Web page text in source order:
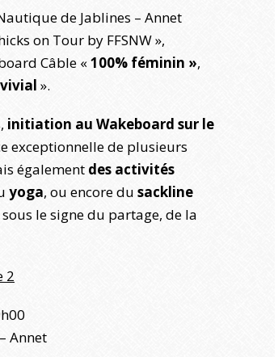
de Jablines – Annet
on Tour by FFSNW »,
Câble «100% féminin »,
».
initiation au Wakeboard sur le
exceptionnelle de plusieurs
également des activités
yoga, ou encore du sackline
le signe du partage, de la
2
Annet